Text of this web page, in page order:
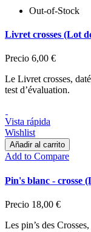
Out-of-Stock
Livret crosses (Lot
Precio 6,00 €
Le Livret crosses,
test d’évaluation.
Vista rápida
Wishlist
Añadir al carrito
Add to Compare
Pin's blanc - crosse
Precio 18,00 €
Les pin’s des